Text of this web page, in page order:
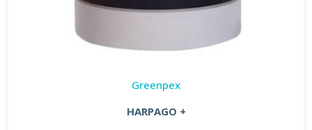
Greenpex
HARPAGO +